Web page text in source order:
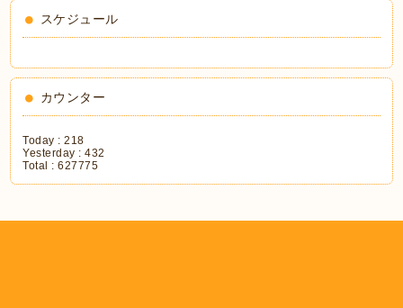
スケジュール
カウンター
Today :218
Yesterday :432
Total :627775